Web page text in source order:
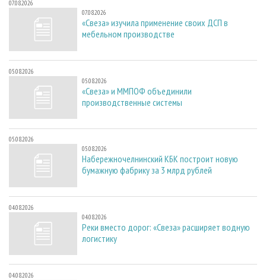
07.08.2026
07.08.2026
«Свеза» изучила применение своих ДСП в
мебельном производстве
05.08.2026
05.08.2026
«Свеза» и ММПОФ объединили
производственные системы
05.08.2026
05.08.2026
Набережночелнинский КБК построит новую
бумажную фабрику за 3 млрд рублей
04.08.2026
04.08.2026
Реки вместо дорог: «Свеза» расширяет водную
логистику
04.08.2026